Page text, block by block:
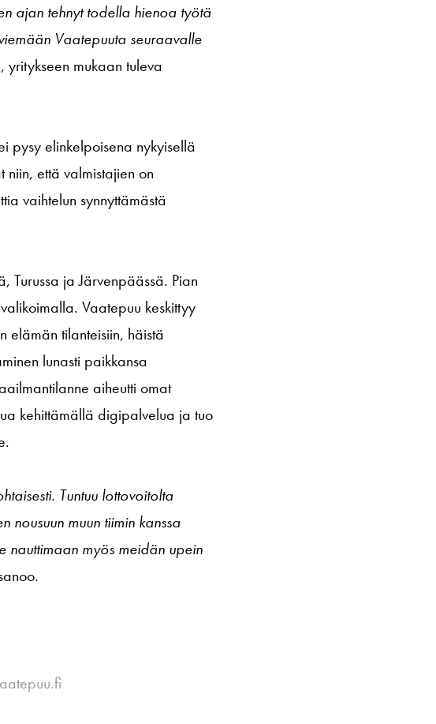
ajan tehnyt todella hienoa työtä
Vaatepuuta seuraavalle
yritykseen mukaan tuleva
pysy elinkelpoisena nykyisellä
niin, että valmistajien on
vaihtelun synnyttämästä
Turussa ja Järvenpäässä. Pian
Vaatepuu keskittyy
elämän tilanteisiin, häistä
lunasti paikkansa
aiheutti omat
kehittämällä digipalvelua ja tuo
Tuntuu lottovoitolta
muun tiimin kanssa
nauttimaan myös meidän upein